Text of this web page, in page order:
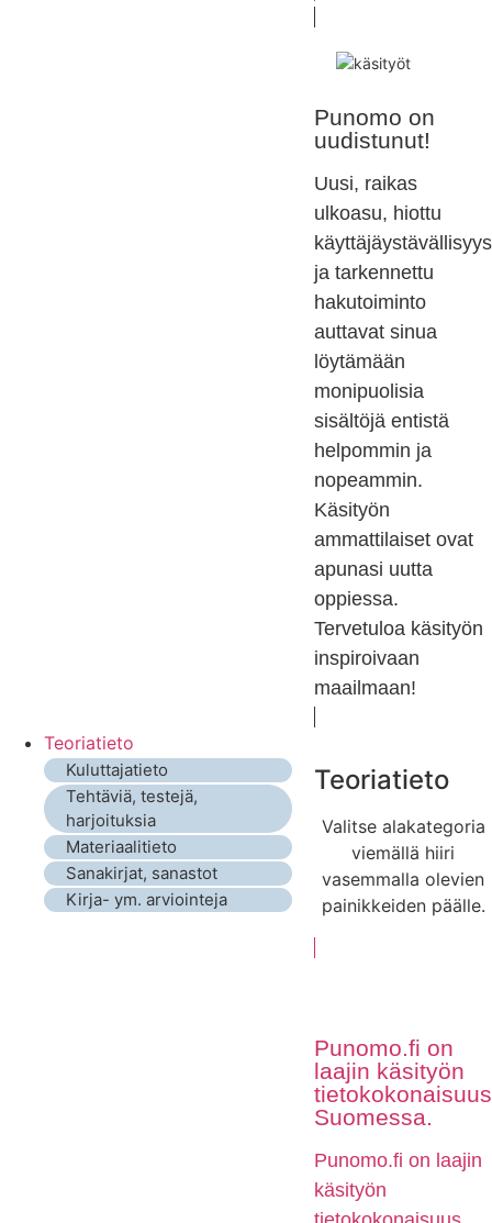
Punomo on
uudistunut!
Uusi, raikas
ulkoasu, hiottu
käyttäjäystävällisyys
ja tarkennettu
hakutoiminto
auttavat sinua
löytämään
monipuolisia
sisältöjä entistä
helpommin ja
nopeammin.
Käsityön
ammattilaiset ovat
apunasi uutta
oppiessa.
Tervetuloa käsityön
inspiroivaan
maailmaan!
Teoriatieto
Kuluttajatieto
Tehtäviä, testejä,
harjoituksia
Materiaalitieto
Sanakirjat, sanastot
Kirja- ym. arviointeja
Teoriatieto
Valitse alakategoria
viemällä hiiri
vasemmalla olevien
painikkeiden päälle.
Punomo.fi on
laajin käsityön
tietokokonaisuus
Suomessa.
Punomo.fi on laajin
käsityön